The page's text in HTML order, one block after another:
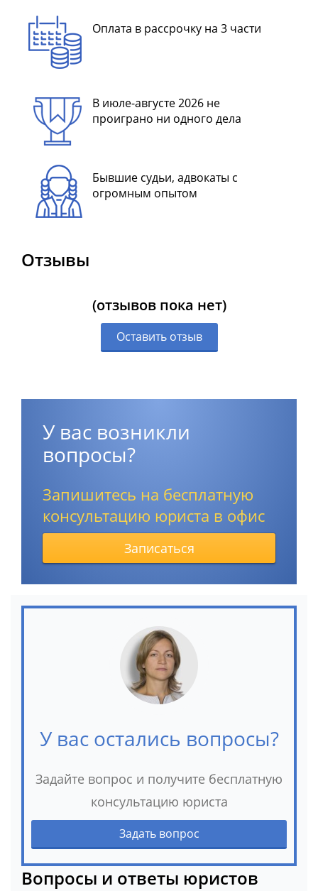
Оплата в рассрочку на 3 части
В июле-августе 2026 не
проиграно ни одного дела
Бывшие судьи, адвокаты с
огромным опытом
Отзывы
(отзывов пока нет)
Оставить отзыв
У вас возникли
вопросы?
Запишитесь на бесплатную
консультацию юриста в офис
Записаться
У вас остались вопросы?
Задайте вопрос и получите бесплатную
консультацию юриста
Задать вопрос
Вопросы и ответы юристов